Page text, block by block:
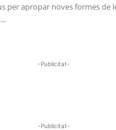
per apropar noves formes de
-Publicitat-
-Publicitat-